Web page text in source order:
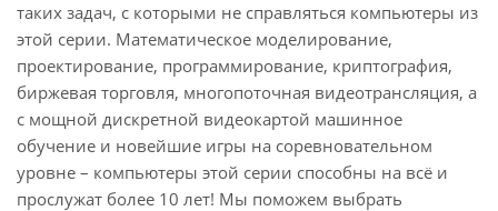
таких задач, с которыми не справляться компьютеры из
этой серии. Математическое моделирование,
проектирование, программирование, криптография,
биржевая торговля, многопоточная видеотрансляция, а
с мощной дискретной видеокартой машинное
обучение и новейшие игры на соревновательном
уровне – компьютеры этой серии способны на всё и
прослужат более 10 лет! Мы поможем выбрать